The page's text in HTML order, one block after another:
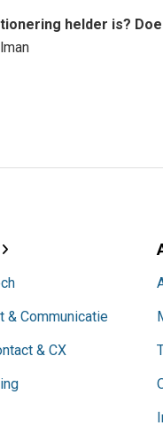
helder is?
& Communicatie
& CX